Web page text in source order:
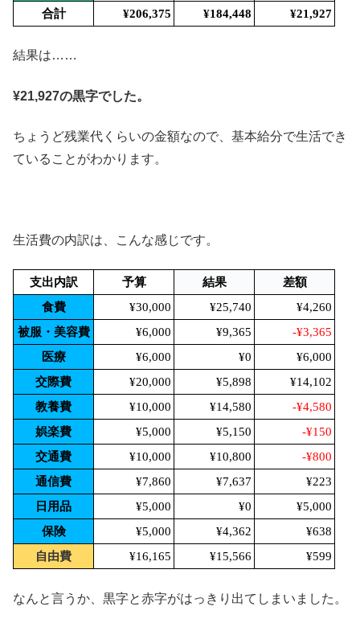
合計
¥206,375 ¥184,448 ¥21,927
結果は……
¥21,927の黒字でした。
ちょうど残業代くらいの金額なので、基本給分で生活でき
ていることがわかります。
生活費の内訳は、こんな感じです。
支出内訳 予算 結果
差額
食費
¥30,000 ¥25,740
¥4,260
被服・美容費
¥6,000 ¥9,365
-¥3,365
医療
¥6,000 ¥0
¥6,000
交際費
¥20,000 ¥5,898
¥14,102
教養費
¥10,000 ¥14,580
-¥4,580
娯楽費
¥5,000 ¥5,150
-¥150
交通費
¥10,000 ¥10,800
-¥800
通信費
¥7,860 ¥7,637
¥223
日用品
¥5,000 ¥0
¥5,000
保険
¥5,000 ¥4,362
¥638
自由費
¥16,165 ¥15,566 ¥599
なんと言うか、黒字と赤字がはっきり出てしまいました。